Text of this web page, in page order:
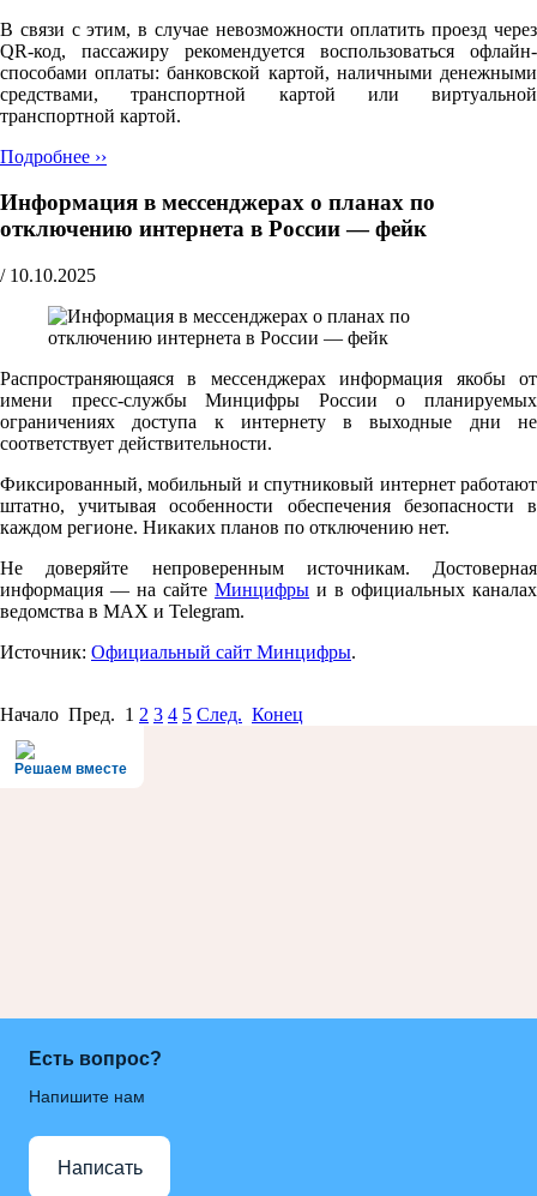
В связи с этим, в случае невозможности оплатить проезд через
QR-код, пассажиру рекомендуется воспользоваться офлайн-
способами оплаты: банковской картой, наличными денежными
средствами, транспортной картой или виртуальной
транспортной картой.
Подробнее ››
Информация в мессенджерах о планах по
отключению интернета в России — фейк
/ 10.10.2025
Распространяющаяся в мессенджерах информация якобы от
имени пресс-службы Минцифры России о планируемых
ограничениях доступа к интернету в выходные дни не
соответствует действительности.
Фиксированный, мобильный и спутниковый интернет работают
штатно, учитывая особенности обеспечения безопасности в
каждом регионе. Никаких планов по отключению нет.
Не доверяйте непроверенным источникам. Достоверная
информация — на сайте Минцифры и в официальных каналах
ведомства в MAX и Telegram.
Источник: Официальный сайт Минцифры.
Начало Пред. 1 2 3 4 5 След. Конец
Решаем вместе
Есть вопрос?
Напишите нам
Написать